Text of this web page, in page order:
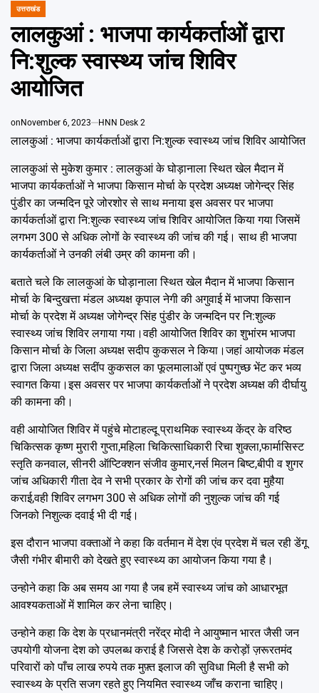
POSTED
उत्तराखंड
लालकुआं : भाजपा कार्यकर्ताओं द्वारा
नि:शुल्क स्वास्थ्य जांच शिविर
आयोजित
onNovember 6, 2023 HNN Desk 2
लालकुआं : भाजपा कार्यकर्ताओं द्वारा नि:शुल्क स्वास्थ्य जांच शिविर आयोजित
लालकुआं से मुकेश कुमार : लालकुआं के घोड़ानाला स्थित खेल मैदान में
भाजपा कार्यकर्ताओं ने भाजपा किसान मोर्चा के प्रदेश अध्यक्ष जोगेन्द्र सिंह
पुंडीर का जन्मदिन पूरे जोरशोर से साथ मनाया इस अवसर पर भाजपा
कार्यकर्ताओं द्वारा नि:शुल्क स्वास्थ्य जांच शिविर आयोजित किया गया जिसमें
लगभग 300 से अधिक लोगों के स्वास्थ्य की जांच की गई। साथ ही भाजपा
कार्यकर्ताओं ने उनकी लंबी उम्र की कामना की।
बताते चले कि लालकुआं के घोड़ानाला स्थित खेल मैदान में भाजपा किसान
मोर्चा के बिन्दुखत्ता मंडल अध्यक्ष कृपाल नेगी की अगुवाई में भाजपा किसान
मोर्चा के प्रदेश में अध्यक्ष जोगेन्द्र सिंह पुंडीर के जन्मदिन पर नि:शुल्क
स्वास्थ्य जांच शिविर लगाया गया।वही आयोजित शिविर का शुभांरम भाजपा
किसान मोर्चा के जिला अध्यक्ष सदीप कुकसल ने किया।जहां आयोजक मंडल
द्वारा जिला अध्यक्ष सदींप कुकसल का फूलमालाओं एवं पुष्पगुच्छ भेंट कर भव्य
स्वागत किया।इस अवसर पर भाजपा कार्यकर्ताओं ने प्रदेश अध्यक्ष की दीर्घायु
की कामना की।
वही आयोजित शिविर में पहुंचे मोटाहल्दू प्राथमिक स्वास्थ्य केंद्र के वरिष्ठ
चिकित्सक कृष्ण मुरारी गुप्ता,महिला चिकित्साधिकारी रिचा शुक्ला,फार्मासिस्ट
स्तृति कनवाल, सीनरी ऑप्टिक्शन संजीव कुमार,नर्स मिलन बिष्ट,बीपी व शुगर
जांच अधिकारी गीता देव ने सभी प्रकार के रोगों की जांच कर दवा मुहैया
कराई,वही शिविर लगभग 300 से अधिक लोगों की नुशुल्क जांच की गई
जिनको निशुल्क दवाई भी दी गई।
इस दौरान भाजपा वक्ताओं ने कहा कि वर्तमान में देश एंव प्रदेश में चल रही डेंगू
जैसी गंभीर बीमारी को देखते हुए स्वास्थ्य का आयोजन किया गया है।
उन्होने कहा कि अब समय आ गया है जब हमें स्वास्थ्य जांच को आधारभूत
आवश्यकताओं में शामिल कर लेना चाहिए।
उन्होने कहा कि देश के प्रधानमंत्री नरेंद्र मोदी ने आयुष्मान भारत जैसी जन
उपयोगी योजना देश को उपलब्ध कराई है जिससे देश के करोड़ों ज़रूरतमंद
परिवारों को पाँच लाख रुपये तक मुफ़्त इलाज की सुविधा मिली है सभी को
स्वास्थ्य के प्रति सजग रहते हुए नियमित स्वास्थ्य जाँच कराना चाहिए।